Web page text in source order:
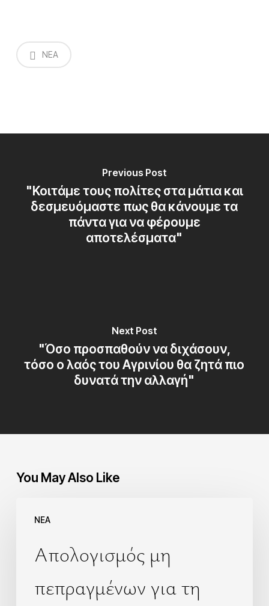
NEA
Previous Post
"Κοιτάμε τους πολίτες στα μάτια και
δεσμευόμαστε πως θα κάνουμε τα
πάντα για να φέρουμε
αποτελέσματα"
Next Post
"Όσο προσπαθούν να διχάσουν,
τόσο ο λαός του Αγρινίου θα ζητά πιο
δυνατά την αλλαγή"
You May Also Like
NEA
Απολογισμός μη
πεπραγμένων για τη